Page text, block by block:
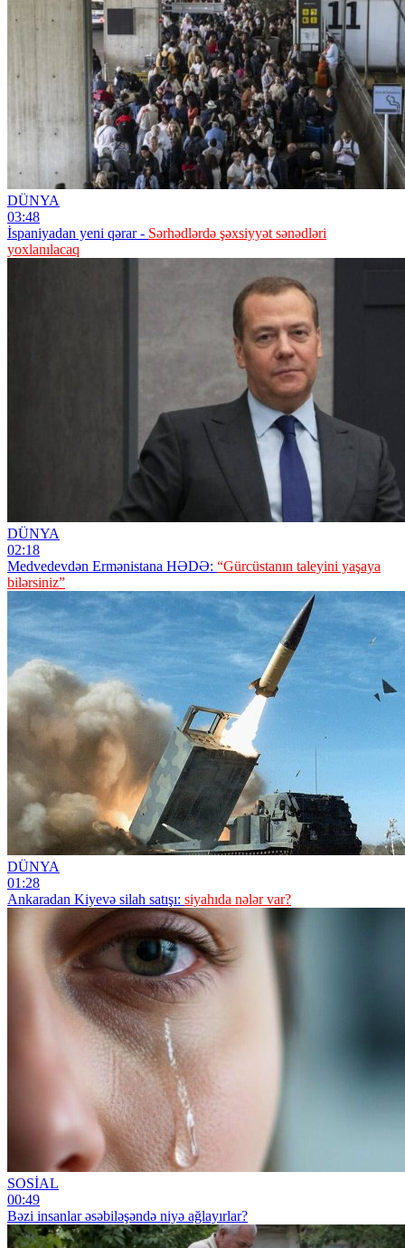
DÜNYA
03:48
İspaniyadan yeni qərar - Sərhədlərdə şəxsiyyət sənədləri
yoxlanılacaq
DÜNYA
02:18
Medvedevdən Ermənistana HƏDƏ: “Gürcüstanın taleyini yaşaya
bilərsiniz”
DÜNYA
01:28
Ankaradan Kiyevə silah satışı: siyahıda nələr var?
SOSİAL
00:49
Bəzi insanlar əsəbiləşəndə niyə ağlayırlar?